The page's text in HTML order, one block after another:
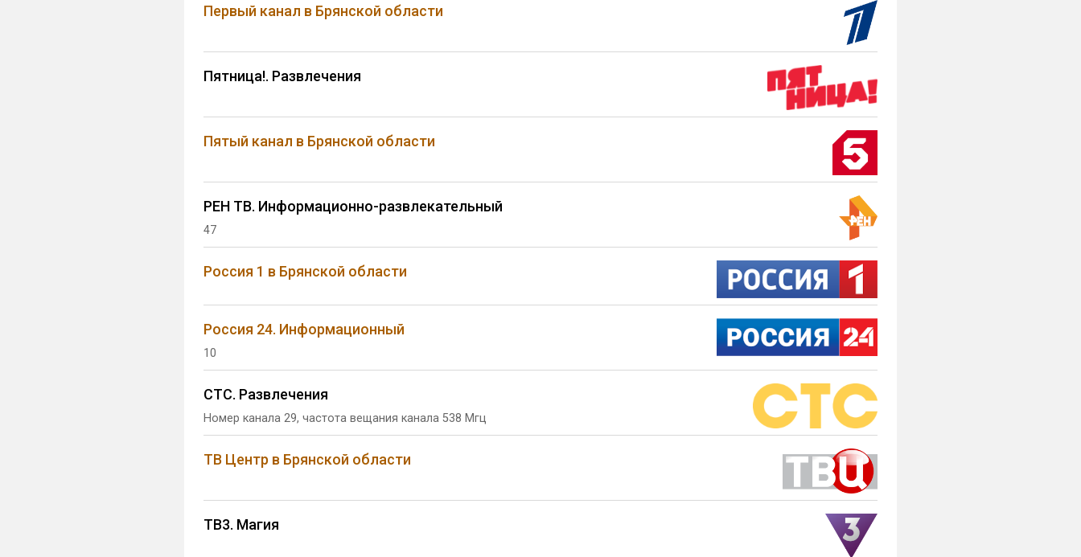
Первый канал в Брянской области
Пятница!. Развлечения
Пятый канал в Брянской области
РЕН ТВ. Информационно-развлекательный
47
Россия 1 в Брянской области
Россия 24. Информационный
10
СТС. Развлечения
Номер канала 29, частота вещания канала 538 Мгц
ТВ Центр в Брянской области
ТВ3. Магия